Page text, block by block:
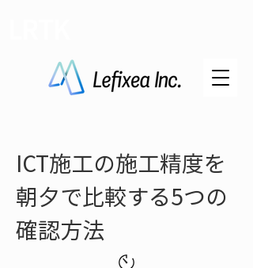
ICT施工の施工精度を
朝夕で比較する5つの
確認方法